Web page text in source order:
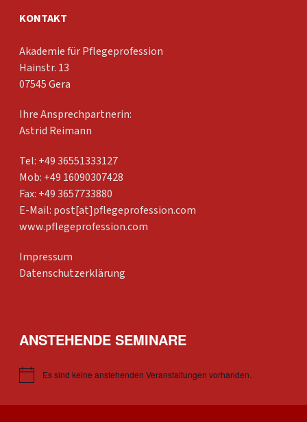
KONTAKT
Akademie für Pflegeprofession
Hainstr. 13
07545 Gera
Ihre Ansprechpartnerin:
Astrid Reimann
Tel: +49 36551333127
Mob: +49 16090307428
Fax: +49 3657733880
E-Mail: post[at]pflegeprofession.com
www.pflegeprofession.com
Impressum
Datenschutzerklärung
ANSTEHENDE SEMINARE
HinweisEs sind keine anstehenden Veranstaltungen vorhanden.